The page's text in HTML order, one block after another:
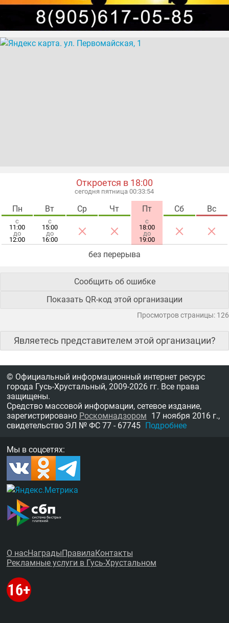
Откроется в 18:00
сегодня пятница 00:33:55
Пн
с
11:00
до
12:00
Вт
с
15:00
до
16:00
Ср
×
Чт
×
Пт
с
18:00
до
19:00
Сб
×
Вс
×
без перерыва
Сообщить об ошибке
Показать QR-код этой организации
Просмотров страницы: 126
Являетесь представителем этой организации?
© Официальный информационный интернет ресурс
города Гусь-Хрустальный, 2009-2026 гг. Все права
защищены.
Средство массовой информации, сетевое издание,
зарегистрировано Роскомнадзором 17 ноября 2016 г.,
свидетельство ЭЛ № ФС 77 - 67745 Подробнее
Мы в соцсетях:
О насНаградыПравилаКонтакты
Рекламные услуги в Гусь-Хрустальном